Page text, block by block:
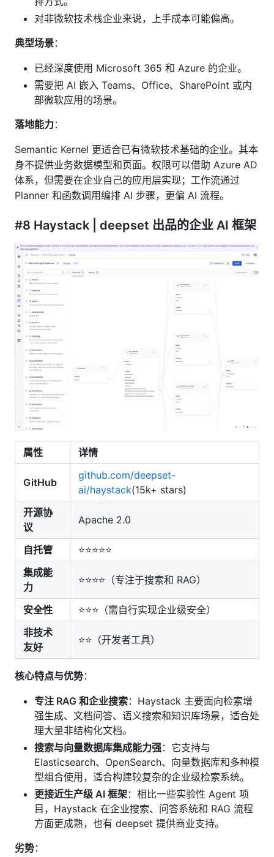
对非微软技术栈企业来说，上手成本可能偏高。
典型场景：
已经深度使用 Microsoft 365 和 Azure 的企业。
需要把 AI 嵌入 Teams、Office、SharePoint 或内
部微软应用的场景。
落地能力：
Semantic Kernel 更适合已有微软技术基础的企业。其本
身不提供业务数据模型和页面。权限可以借助 Azure AD
体系，但需要在企业自己的应用层实现；工作流通过
Planner 和函数调用编排 AI 步骤，更偏 AI 流程。
#8 Haystack | deepset 出品的企业 AI 框架
属性 详情
GitHub
github.com/deepset-
ai/haystack(15k+ stars)
开源协
议
Apache 2.0
自托管
⭐⭐⭐⭐⭐
集成能
力
⭐⭐⭐⭐（专注于搜索和 RAG）
安全性
⭐⭐⭐（需自行实现企业级安全）
非技术
友好
⭐⭐（开发者工具）
核心特点与优势：
专注 RAG 和企业搜索：Haystack 主要面向检索增
强生成、文档问答、语义搜索和知识库场景，适合处
理大量非结构化文档。
搜索与向量数据库集成能力强：它支持与
Elasticsearch、OpenSearch、向量数据库和多种模
型组合使用，适合构建较复杂的企业级检索系统。
更接近生产级 AI 框架：相比一些实验性 Agent 项
目，Haystack 在企业搜索、问答系统和 RAG 流程
方面更成熟，也有 deepset 提供商业支持。
劣势：